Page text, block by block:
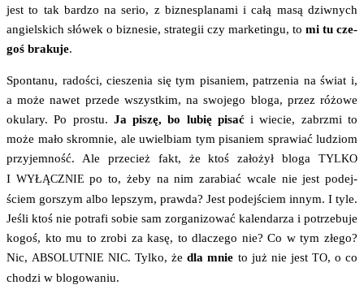
jest to tak bar­dzo na serio, z biz­ne­spla­na­mi i całą masą dziw­nych
angiel­skich słó­wek o biz­ne­sie, stra­te­gii czy mar­ke­tin­gu, to mi tu cze­
goś bra­ku­je.
Spon­ta­nu, rado­ści, cie­sze­nia się tym pisa­niem, patrze­nia na świat i,
a może nawet przede wszyst­kim, na swo­je­go blo­ga, przez różo­we
oku­la­ry. Po pro­stu. Ja piszę, bo lubię pisaći wie­cie, zabrzmi to
może mało skrom­nie, ale uwiel­biam tym pisa­niem spra­wiać ludziom
przy­jem­ność. Ale prze­cież fakt, że ktoś zało­żył blo­ga TYLKO
I WYŁĄCZNIE po to, żeby na nim zara­biać wca­le nie jest podej­
ściem gor­szym albo lep­szym, praw­da? Jest podej­ściem innym. I tyle.
Jeśli ktoś nie potra­fi sobie sam zor­ga­ni­zo­wać kalen­da­rza i potrze­bu­je
kogoś, kto mu to zro­bi za kasę, to dla­cze­go nie? Co w tym złe­go?
Nic, ABSOLUTNIE NIC. Tyl­ko, żedla mnie to już nie jest TO, o co
cho­dzi w blogowaniu.